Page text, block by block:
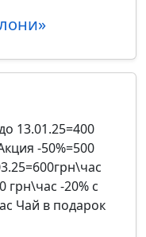
13.01.25=400
-50%=500
грн\час -20% с
Чай в подарок